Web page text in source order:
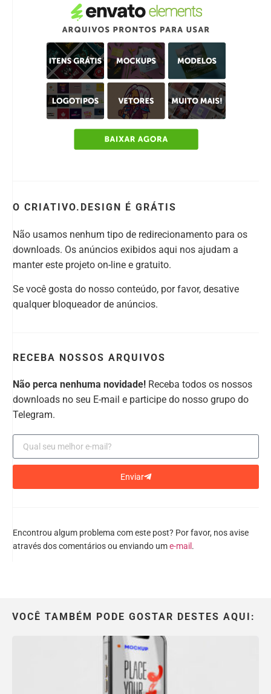
O CRIATIVO.DESIGN É GRÁTIS
Não usamos nenhum tipo de redirecionamento para os
downloads. Os anúncios exibidos aqui nos ajudam a
manter este projeto on-line e gratuito.
Se você gosta do nosso conteúdo, por favor, desative
qualquer bloqueador de anúncios.
RECEBA NOSSOS ARQUIVOS
Não perca nenhuma novidade! Receba todos os nossos
downloads no seu E-mail e participe do nosso grupo do
Telegram.
Enviar
Encontrou algum problema com este post? Por favor, nos avise
através dos comentários ou enviando ume-mail .
VOCÊ TAMBÉM PODE GOSTAR DESTES AQUI: